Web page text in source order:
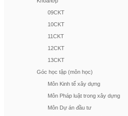
09CKT
10CKT
11CKT
12CKT
13CKT
Góc học tập (môn học)
Môn Kinh tế xây dựng
Môn Pháp luật trong xây dựng
Môn Dự án đầu tư